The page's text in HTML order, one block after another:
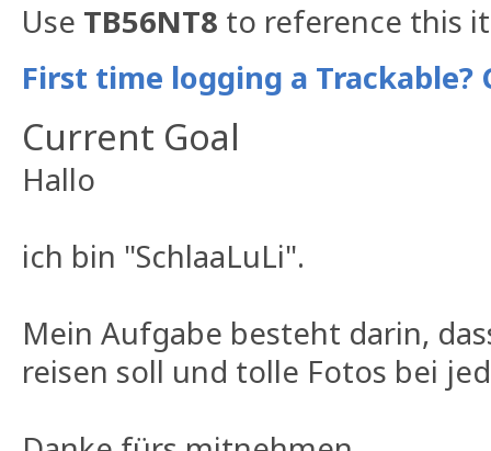
Use TB56NT8 to reference this
First time logging a Trackable?
Current Goal
Hallo
ich bin "SchlaaLuLi".
Mein Aufgabe besteht darin,
reisen soll und tolle Fotos bei